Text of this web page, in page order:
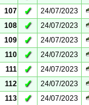
107
✓ 24/07/2023
108
✓ 24/07/2023
109
✓ 24/07/2023
110
✓ 24/07/2023
111
✓ 24/07/2023
112
✓ 24/07/2023
113
✓ 24/07/2023